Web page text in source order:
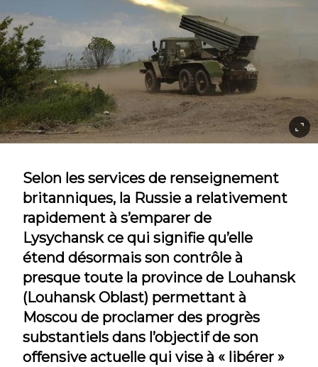
Selon les services de renseignement
britanniques, la Russie a relativement
rapidement à s’emparer de
Lysychansk ce qui signifie qu’elle
étend désormais son contrôle à
presque toute la province de Louhansk
(Louhansk Oblast) permettant à
Moscou de proclamer des progrès
substantiels dans l’objectif de son
offensive actuelle qui vise à « libérer »